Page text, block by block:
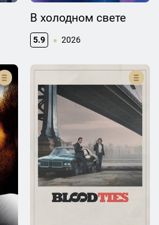
В холодном свете
5.9 2026